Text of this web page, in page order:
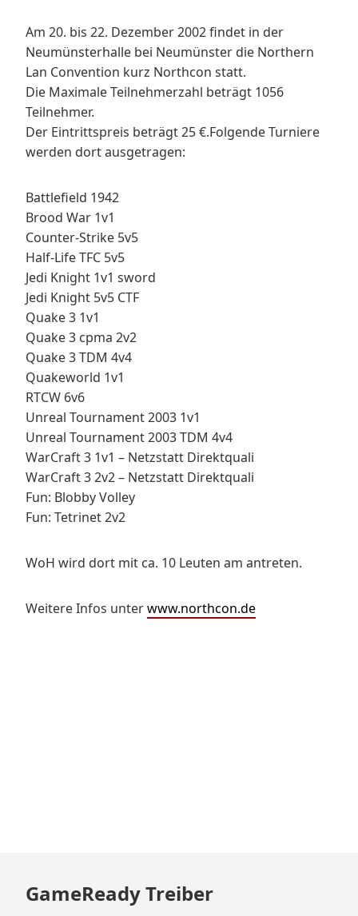
Am 20. bis 22. Dezember 2002 findet in der
Neumünsterhalle bei Neumünster die Northern
Lan Convention kurz Northcon statt.
Die Maximale Teilnehmerzahl beträgt 1056
Teilnehmer.
Der Eintrittspreis beträgt 25 €.Folgende Turniere
werden dort ausgetragen:
Battlefield 1942
Brood War 1v1
Counter-Strike 5v5
Half-Life TFC 5v5
Jedi Knight 1v1 sword
Jedi Knight 5v5 CTF
Quake 3 1v1
Quake 3 cpma 2v2
Quake 3 TDM 4v4
Quakeworld 1v1
RTCW 6v6
Unreal Tournament 2003 1v1
Unreal Tournament 2003 TDM 4v4
WarCraft 3 1v1 – Netzstatt Direktquali
WarCraft 3 2v2 – Netzstatt Direktquali
Fun: Blobby Volley
Fun: Tetrinet 2v2
WoH wird dort mit ca. 10 Leuten am antreten.
Weitere Infos unterwww.northcon.de
GameReady Treiber